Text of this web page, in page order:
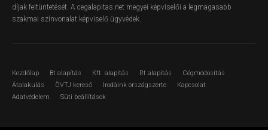
díjak feltüntetését. A cegalapitas.net megyei képviselői a legmagasabb
szakmai színvonalat képviselő ügyvédek.
Kezdőlap Bt alapítás Kft. alapítás Rt alapítás
Cégmódosítás
Átalakulás
ÖVTJ kereső Irodáink országszerte
Kapcsolat
Adatvédelem
Süti beállítások